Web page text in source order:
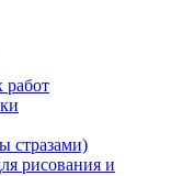
работ
стразами)
рисования и